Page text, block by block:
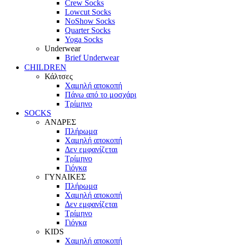
Crew Socks
Lowcut Socks
NoShow Socks
Quarter Socks
Yoga Socks
Underwear
Brief Underwear
CHILDREN
Κάλτσες
Χαμηλή αποκοπή
Πάνω από το μοσχάρι
Τρίμηνο
SOCKS
ΑΝΔΡΕΣ
Πλήρωμα
Χαμηλή αποκοπή
Δεν εμφανίζεται
Τρίμηνο
Γιόγκα
ΓΥΝΑΙΚΕΣ
Πλήρωμα
Χαμηλή αποκοπή
Δεν εμφανίζεται
Τρίμηνο
Γιόγκα
KIDS
Χαμηλή αποκοπή